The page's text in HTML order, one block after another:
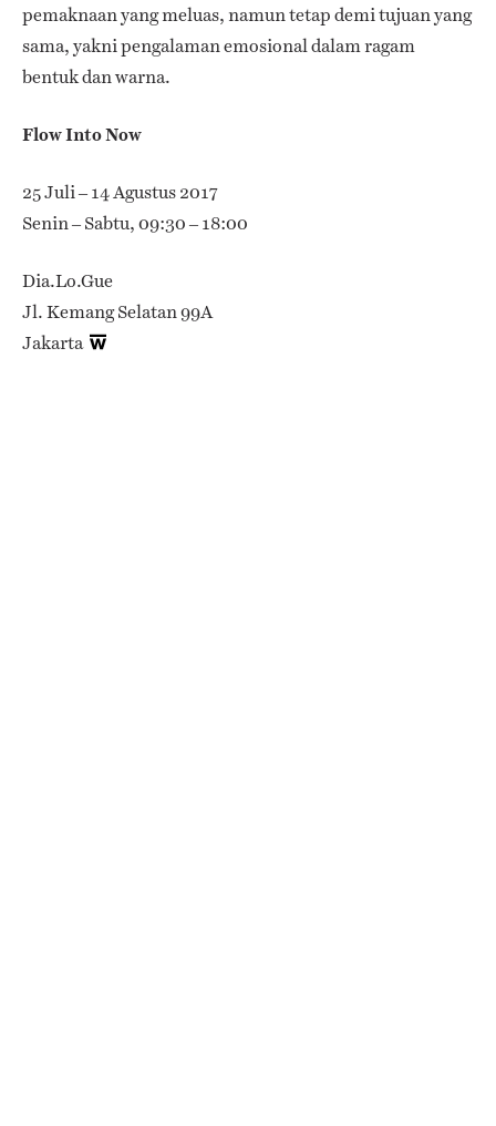
pemaknaan yang meluas, namun tetap demi tujuan yang
sama, yakni pengalaman emosional dalam ragam
bentuk dan warna.
Flow Into Now
25 Juli – 14 Agustus 2017
Senin – Sabtu, 09:30 – 18:00
Dia.Lo.Gue
Jl. Kemang Selatan 99A
Jakarta